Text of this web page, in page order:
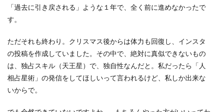
「過去に引き戻される」ような１年で、全く前に進めなかったで
す。
ただそれも終わり。クリスマス後からは体力も回復し、インスタ
の投稿を作成していました。その中で、絶対に真似できないもの
は、独占スキル（天王星）で、独自性なんだと。私だったら「人
相占星術」の発信をしてほしいって言われるけど、私しか出来な
いからで。